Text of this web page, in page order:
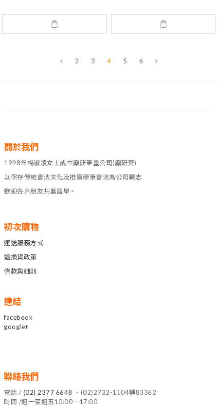
2 3 4 5 6
關於我們
1998年楊淑凌女士成立麋研筆墨公司(麋研齋)
以保存傳統書法文化及推廣硬筆書法為公司職志
歡迎各界朋友共襄盛舉。
初次購物
運送服務方式
退換貨政策
條款與細則
連結
facebook
google+
聯絡我們
電話 / (02) 2377 6648
、(02)2732-1104轉83362
時間 /週一至週五10:00─17:00